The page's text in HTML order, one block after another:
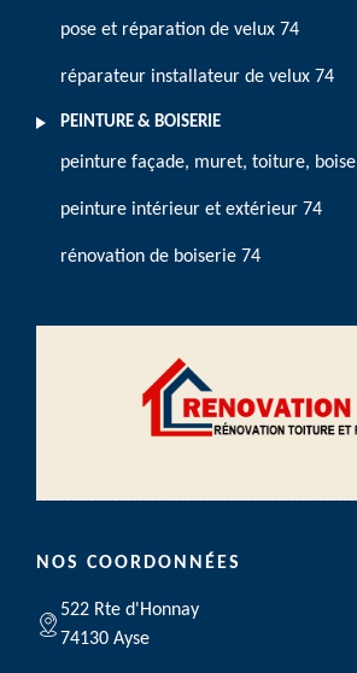
pose et réparation de velux 74
réparateur installateur de velux 74
PEINTURE & BOISERIE
peinture façade, muret, toiture,
peinture intérieur et extérieur 74
rénovation de boiserie 74
NOS COORDONNÉES
522 Rte d'Honnay
74130 Ayse